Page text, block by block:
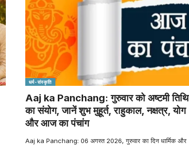
धर्म-संस्कृति
Aaj ka Panchang: गुरुवार को अष्टमी तिथि
का संयोग, जानें शुभ मुहूर्त, राहुकाल, नक्षत्र, योग
और आज का पंचांग
Aaj ka Panchang: 06 अगस्त 2026, गुरुवार का दिन धार्मिक और